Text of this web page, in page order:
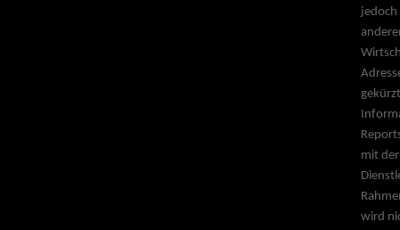
jedoch
mit
wird